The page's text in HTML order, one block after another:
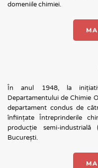
domeniile chimiei.
În anul 1948, la
Departamentului de Chimie
departament condus de
înființate Întreprinderile
producție semi-
București.